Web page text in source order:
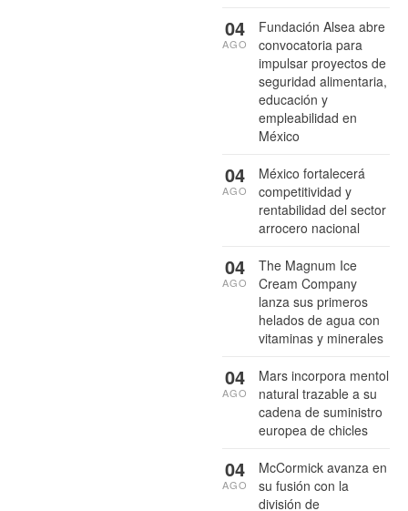
Fundación Alsea abre
convocatoria para
impulsar proyectos de
seguridad alimentaria,
educación y
empleabilidad en
México
04
AGO
México fortalecerá
competitividad y
rentabilidad del sector
arrocero nacional
04
AGO
The Magnum Ice
Cream Company
lanza sus primeros
helados de agua con
vitaminas y minerales
04
AGO
Mars incorpora mentol
natural trazable a su
cadena de suministro
europea de chicles
04
AGO
McCormick avanza en
su fusión con la
división de
04
AGO